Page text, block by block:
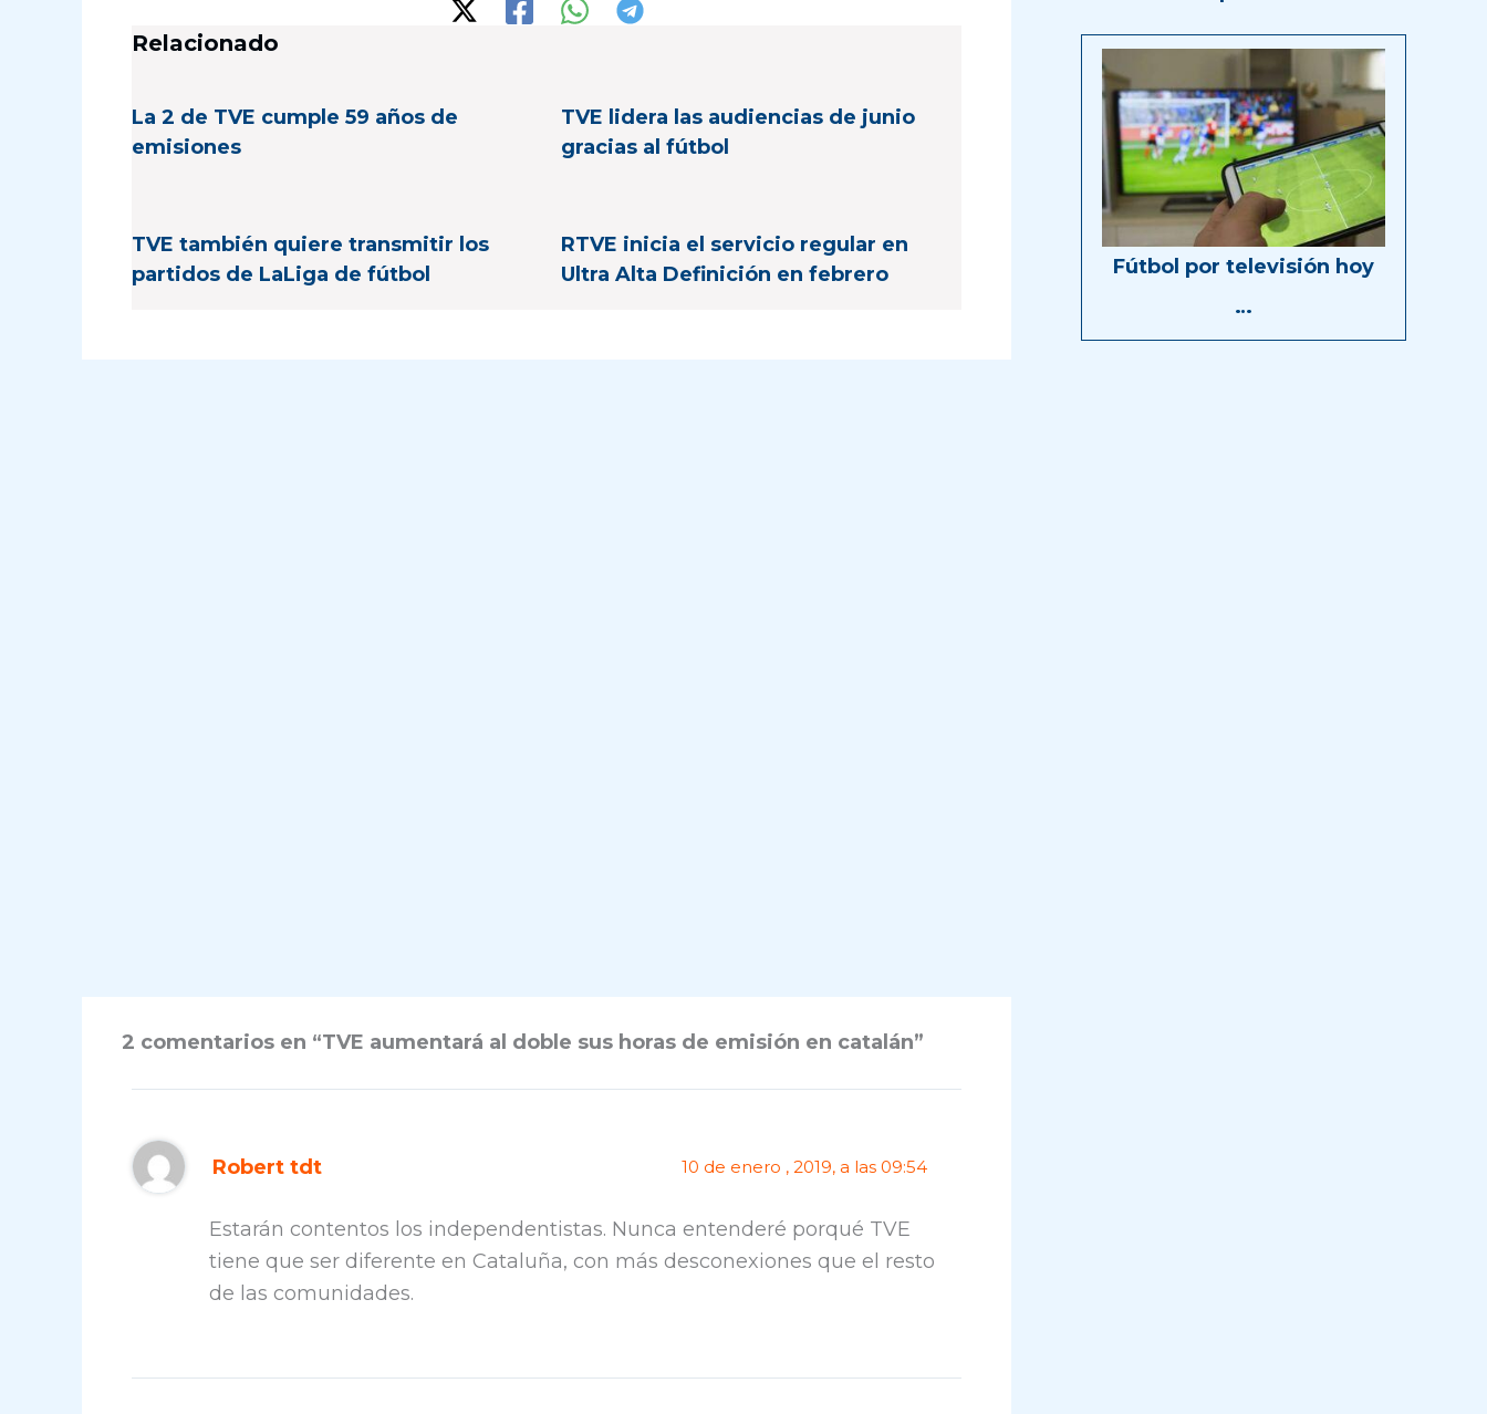
Relacionado
La 2 de TVE cumple 59 años de
emisiones
TVE lidera las audiencias de junio
gracias al fútbol
TVE también quiere transmitir los
partidos de LaLiga de fútbol
RTVE inicia el servicio regular en
Ultra Alta Definición en febrero
2 comentarios en “TVE aumentará al doble sus horas de emisión en catalán”
Robert tdt 10 de enero , 2019, a las 09:54
Estarán contentos los independentistas. Nunca entenderé porqué TVE
tiene que ser diferente en Cataluña, con más desconexiones que el resto
de las comunidades.
Fútbol por televisión hoy
…